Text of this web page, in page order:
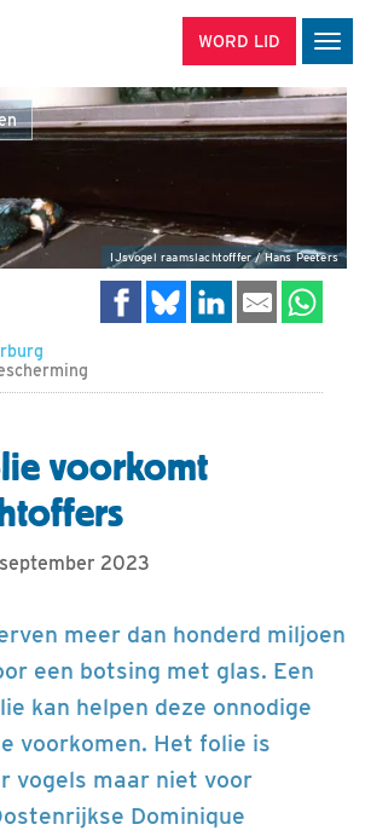
WORD LID
IJsvogel raamslachtofffer / Hans Peeters
voorkomt
2023
meer dan honderd miljoen
een botsing met glas. Een
kan helpen deze onnodige
voorkomen. Het folie is
vogels maar niet voor
Dominique